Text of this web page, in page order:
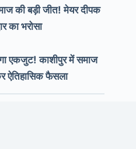
की बड़ी जीत! मेयर दीपक
का भरोसा
एकजुट! काशीपुर में समाज
ऐतिहासिक फैसला